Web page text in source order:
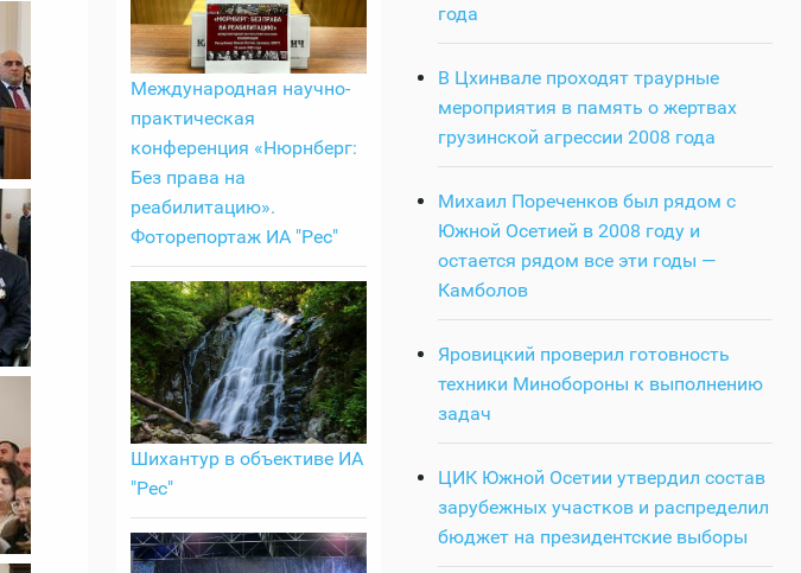
Международная научно-
практическая
конференция «Нюрнберг:
Без права на
реабилитацию».
Фоторепортаж ИА "Рес"
Шихантур в объективе ИА
"Рес"
года
В Цхинвале проходят траурные
мероприятия в память о жертвах
грузинской агрессии 2008 года
Михаил Пореченков был рядом с
Южной Осетией в 2008 году и
остается рядом все эти годы —
Камболов
Яровицкий проверил готовность
техники Минобороны к выполнению
задач
ЦИК Южной Осетии утвердил состав
зарубежных участков и распределил
бюджет на президентские выборы